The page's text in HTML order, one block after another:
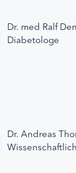
Dr. med Ralf
Diabetologe
Dr. Andreas